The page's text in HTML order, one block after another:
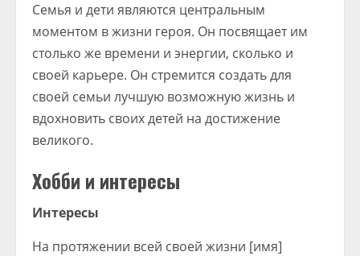
Семья и дети являются центральным
моментом в жизни героя. Он посвящает им
столько же времени и энергии, сколько и
своей карьере. Он стремится создать для
своей семьи лучшую возможную жизнь и
вдохновить своих детей на достижение
великого.
Хобби и интересы
Интересы
На протяжении всей своей жизни [имя]